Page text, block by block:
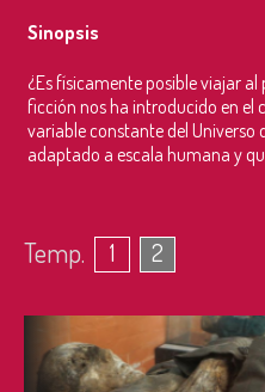
Sinopsis
¿Es físicamente posible viajar
ficción nos ha introducido en el
variable constante del
adaptado a escala humana y
Temp. 1 2